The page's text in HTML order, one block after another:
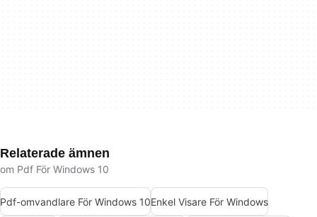
Relaterade ämnen
om Pdf För Windows 10
Pdf-omvandlare För Windows 10Enkel Visare För Windows